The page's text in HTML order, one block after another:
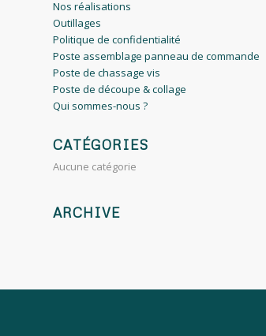
Nos réalisations
Outillages
Politique de confidentialité
Poste assemblage panneau de commande
Poste de chassage vis
Poste de découpe & collage
Qui sommes-nous ?
CATÉGORIES
Aucune catégorie
ARCHIVE